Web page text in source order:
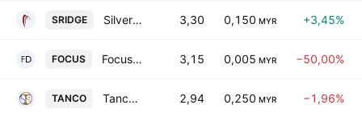
SRIDGE Silver Ridge Holdings Bhd. 3,30 0,150 MYR +3,45%
FOCUS Focus Dynamics Group Bhd. 3,15 0,005 MYR −50,00%
TANCO Tanco Holdings Bhd. 2,94 0,250 MYR −1,96%